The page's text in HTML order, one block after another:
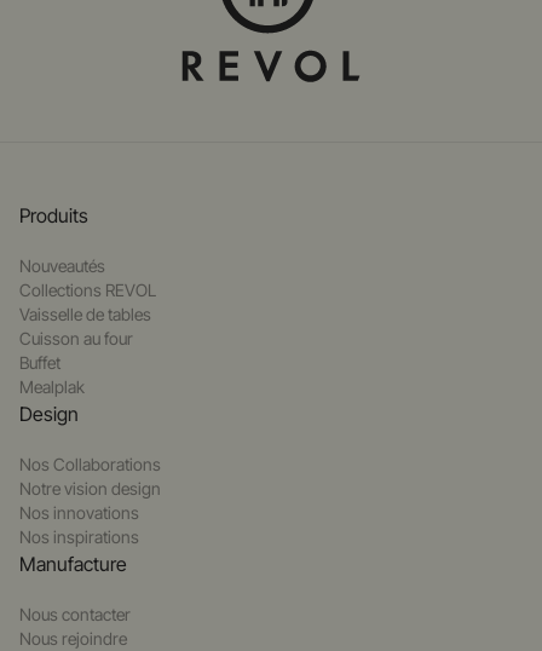
Produits
Nouveautés
Collections REVOL
Vaisselle de tables
Cuisson au four
Buffet
Mealplak
Design
Nos Collaborations
Notre vision design
Nos innovations
Nos inspirations
Manufacture
Nous contacter
Nous rejoindre